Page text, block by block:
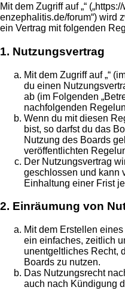
Mit dem Zugriff auf „“
enzephalitis.de/forum“) wird
ein Vertrag mit folgenden
1. Nutzungsvertrag
Mit dem Zugriff auf „“
du einen
ab (im Folgenden
nachfolgenden
Wenn du mit diesen
bist, so darfst du das
Nutzung des Boards
veröffentlichten
Der Nutzungsvertrag
geschlossen und kann
Einhaltung einer Frist
2. Einräumung von
Mit dem Erstellen
ein einfaches, zeitlich
unentgeltliches Recht,
Boards zu nutzen.
Das Nutzungsrecht
auch nach Kündigung